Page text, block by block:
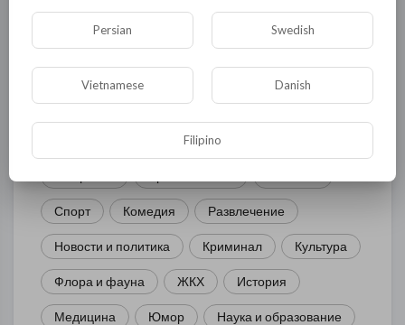
Политика В мире
Спорт Комедия Развлечение
Новости и политика Криминал Культура
Флора и фауна ЖКХ История
Медицина Юмор Наука и образование
Persian Swedish
Vietnamese Danish
Filipino